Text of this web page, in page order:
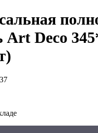
Art Deco